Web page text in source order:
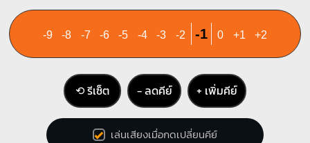
3 4
Ebm
1
1
2
3
4
C#
X
4 1 1
2 3
-9 -8 -7 -6 -5 -4 -3 -2 -1 0 +1 +2
⟲ รีเซ็ต − ลดคีย์ + เพิ่มคีย์
เล่นเสียงเมื่อกดเปลี่ยนคีย์